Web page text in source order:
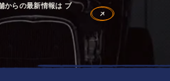
からの最新情報は ブ